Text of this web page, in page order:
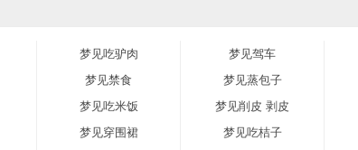
梦见吃驴肉 梦见驾车
梦见禁食 梦见蒸包子
梦见吃米饭 梦见削皮 剥皮
梦见穿围裙 梦见吃桔子